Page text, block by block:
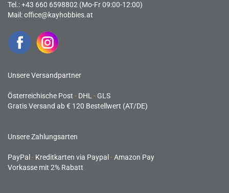
Tel.: +43 660 6598802 (Mo-Fr 09:00-12:00)
Mail:office@kayhobbies.at
Unsere Versandpartner
Österreichische Post - DHL -GLS
Gratis Versand ab € 120 Bestellwert (AT/DE)
Unsere Zahlungsarten
PayPal - Kreditkarten via Paypal -Amazon Pay
Vorkasse mit 2% Rabatt